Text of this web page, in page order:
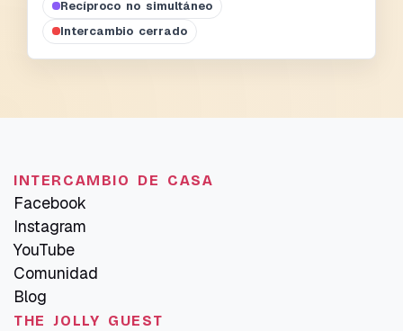
Recíproco no simultáneo
Intercambio cerrado
INTERCAMBIO DE CASA
Facebook
Instagram
YouTube
Comunidad
Blog
THE JOLLY GUEST